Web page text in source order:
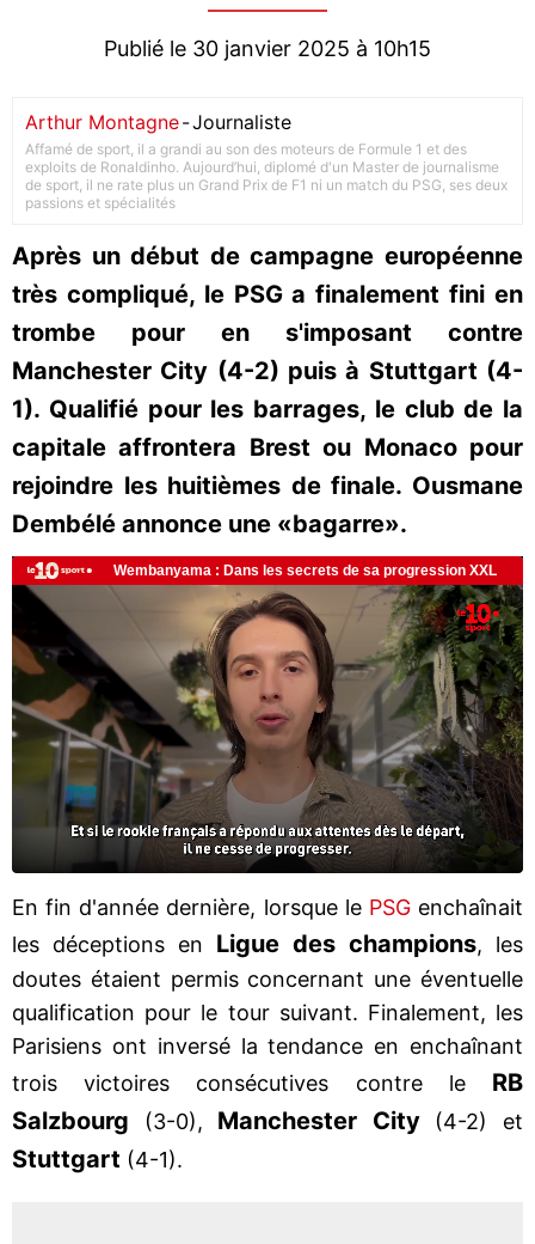
Publié le 30 janvier 2025 à 10h15
Arthur Montagne-Journaliste
Affamé de sport, il a grandi au son des moteurs de Formule 1 et des
exploits de Ronaldinho. Aujourd’hui, diplomé d'un Master de journalisme
de sport, il ne rate plus un Grand Prix de F1 ni un match du PSG, ses deux
passions et spécialités
Après un début de campagne européenne
très compliqué, le PSG a finalement fini en
trombe pour en s'imposant contre
Manchester City (4-2) puis à Stuttgart (4-
1). Qualifié pour les barrages, le club de la
capitale affrontera Brest ou Monaco pour
rejoindre les huitièmes de finale. Ousmane
Dembélé annonce une «bagarre».
En fin d'année dernière, lorsque le PSG enchaînait
les déceptions en Ligue des champions, les
doutes étaient permis concernant une éventuelle
qualification pour le tour suivant. Finalement, les
Parisiens ont inversé la tendance en enchaînant
trois victoires consécutives contre le RB
Salzbourg (3-0), Manchester City(4-2) et
Stuttgart (4-1).